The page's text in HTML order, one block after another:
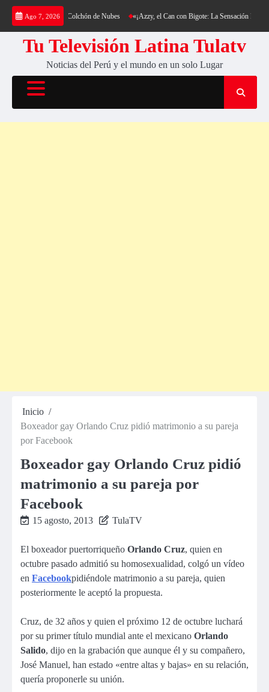
Saltar
contenido
Ago 7, 2026
Cantería y su Colchón de Nubes «¡Azzy, el Can con Bigote: La Sensación Peluda que
Tu Televisión Latina Tulatv
Noticias del Perú y el mundo en un solo Lugar
Inicio
Boxeador gay Orlando Cruz pidió matrimonio a su pareja
por Facebook
Boxeador gay Orlando Cruz pidió
matrimonio a su pareja por
Facebook
15 agosto, 2013 TulaTV
El boxeador puertorriqueño Orlando Cruz, quien en
octubre pasado admitió su homosexualidad, colgó un vídeo
en Facebookpidiéndole matrimonio a su pareja, quien
posteriormente le aceptó la propuesta.
Cruz, de 32 años y quien el próximo 12 de octubre luchará
por su primer título mundial ante el mexicano Orlando
Salido, dijo en la grabación que aunque él y su compañero,
José Manuel, han estado «entre altas y bajas» en su relación,
quería proponerle su unión.